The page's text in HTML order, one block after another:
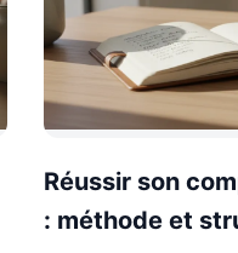
Réussir son
: méthode et